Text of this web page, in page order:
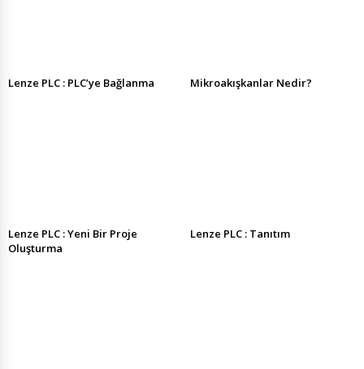
Lenze PLC : PLC’ye Bağlanma Mikroakışkanlar Nedir?
Lenze PLC : Yeni Bir Proje
Oluşturma
Lenze PLC : Tanıtım